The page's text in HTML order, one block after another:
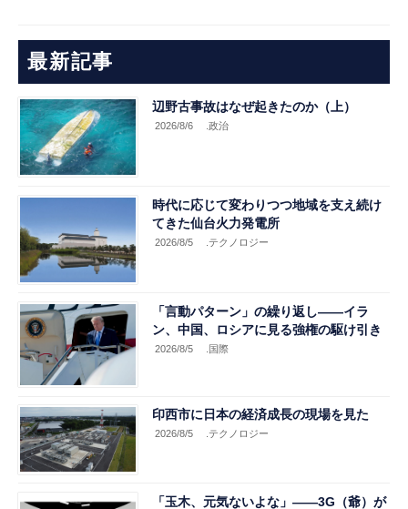
最新記事
辺野古事故はなぜ起きたのか（上）
2026/8/6 .政治
時代に応じて変わりつつ地域を支え続け
てきた仙台火力発電所
2026/8/5 .テクノロジー
「言動パターン」の繰り返し――イラ
ン、中国、ロシアに見る強権の駆け引き
2026/8/5 .国際
印西市に日本の経済成長の現場を見た
2026/8/5 .テクノロジー
「玉木、元気ないよな」――3G（爺）が